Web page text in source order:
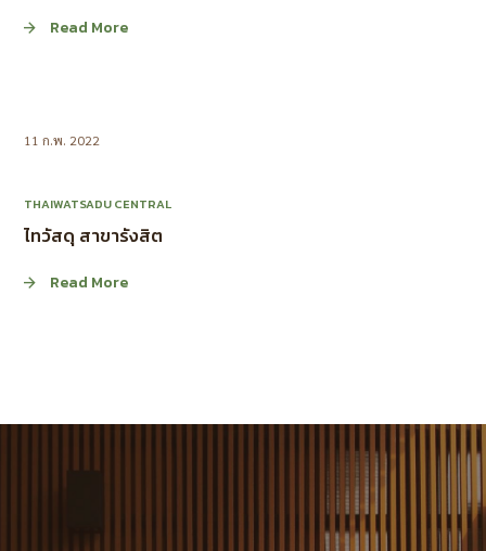
Read More
11 ก.พ. 2022
THAIWATSADU CENTRAL
ไทวัสดุ สาขารังสิต
Read More